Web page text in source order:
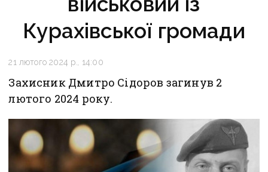
Курахівської громади
21 лютого 2024 р., 14:00
Захисник Дмитро Сідоров загинув 2
лютого 2024 року.